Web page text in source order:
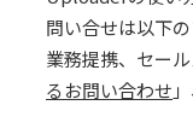
問い合せは以下
業務提携、セー
るお問い合わせ